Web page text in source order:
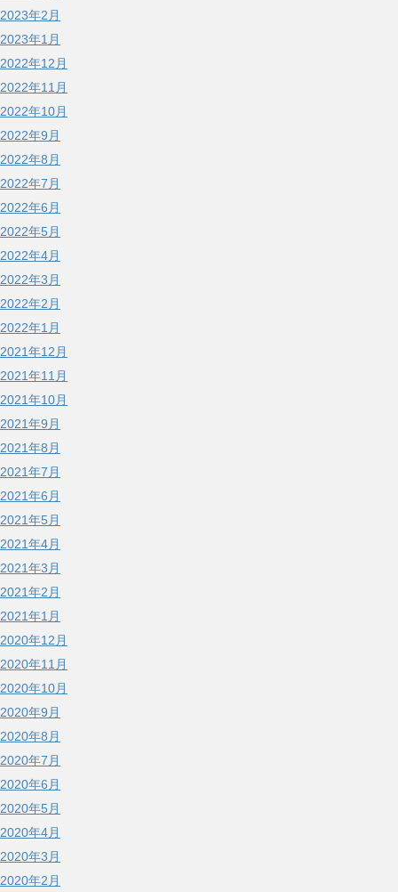
2023年2月
2023年1月
2022年12月
2022年11月
2022年10月
2022年9月
2022年8月
2022年7月
2022年6月
2022年5月
2022年4月
2022年3月
2022年2月
2022年1月
2021年12月
2021年11月
2021年10月
2021年9月
2021年8月
2021年7月
2021年6月
2021年5月
2021年4月
2021年3月
2021年2月
2021年1月
2020年12月
2020年11月
2020年10月
2020年9月
2020年8月
2020年7月
2020年6月
2020年5月
2020年4月
2020年3月
2020年2月